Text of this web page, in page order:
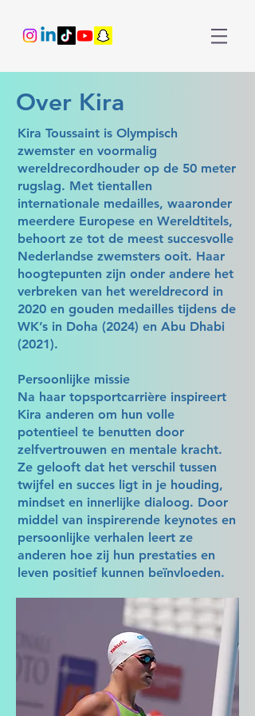
Over Kira
Kira Toussaint is Olympisch
zwemster en voormalig
wereldrecordhouder op de 50 meter
rugslag. Met tientallen
internationale medailles, waaronder
meerdere Europese en Wereldtitels,
behoort ze tot de meest succesvolle
Nederlandse zwemsters ooit. Haar
hoogtepunten zijn onder andere het
verbreken van het wereldrecord in
2020 en gouden medailles tijdens de
WK’s in Doha (2024) en Abu Dhabi
(2021).
Persoonlijke missie
Na haar topsportcarrière inspireert
Kira anderen om hun volle
potentieel te benutten door
zelfvertrouwen en mentale kracht.
Ze gelooft dat het verschil tussen
twijfel en succes ligt in je houding,
mindset en innerlijke dialoog. Door
middel van inspirerende keynotes en
persoonlijke verhalen leert ze
anderen hoe zij hun prestaties en
leven positief kunnen beïnvloeden.